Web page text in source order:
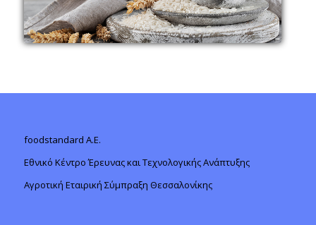
foodstandard A.E.
Εθνικό Κέντρο Έρευνας και Τεχνολογικής Ανάπτυξης
Αγροτική Εταιρική Σύμπραξη Θεσσαλονίκης